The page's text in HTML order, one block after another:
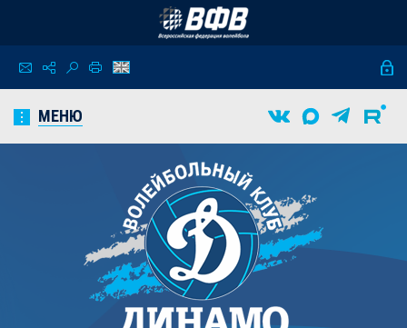
МЕНЮ